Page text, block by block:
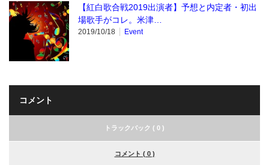
【紅白歌合戦2019出演者】予想と内定者・初出
場歌手がコレ。米津…
2019/10/18 Event
コメント
トラックバック ( 0 )
コメント ( 0 )